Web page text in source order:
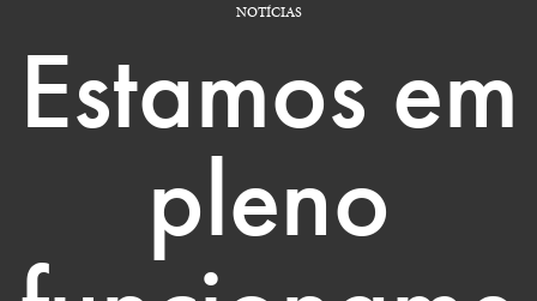
NOTÍCIAS
Estamos em
pleno